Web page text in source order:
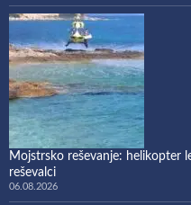
Mojstrsko reševanje: helikopter
reševalci
06.08.2026